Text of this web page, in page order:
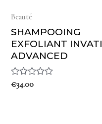
Beauté
SHAMPOOING
EXFOLIANT INVATI
ADVANCED
Note
€34.00